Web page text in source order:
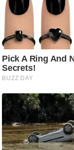
शि
रा
ज
नी
ति
वि
श्ले
ष
ण
स